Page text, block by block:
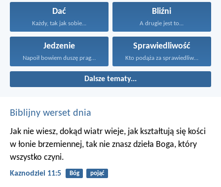
Dać
Każdy, tak jak sobie...
Bliźni
A drugie jest to...
Jedzenie
Napoił bowiem duszę pragnącego...
Sprawiedliwość
Kto podąża za sprawiedliwością...
Dalsze tematy...
Biblijny werset dnia
Jak nie wiesz, dokąd wiatr wieje, jak kształtują się kości
w łonie brzemiennej, tak nie znasz dzieła Boga, który
wszystko czyni.
Kaznodziei 11:5 Bóg pojąć